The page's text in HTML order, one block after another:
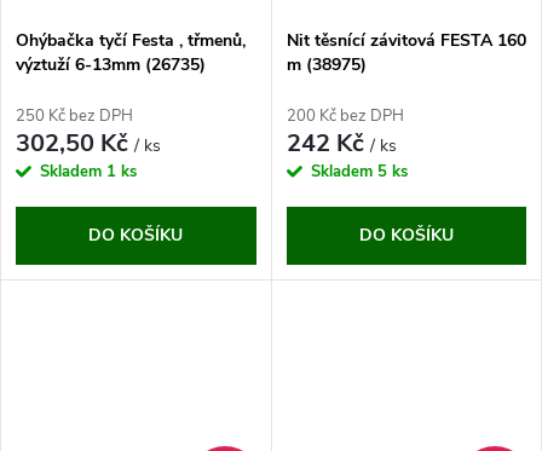
Ohýbačka tyčí Festa , třmenů,
výztuží 6-13mm (26735)
250 Kč bez DPH
302,50 Kč/ ks
Skladem 1 ks
DO KOŠÍKU
Nit těsnící závitová FESTA 160
m (38975)
200 Kč bez DPH
242 Kč/ ks
Skladem 5 ks
DO KOŠÍKU